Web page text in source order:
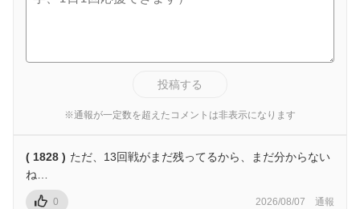
投稿する
※通報が一定数を超えたコメントは非表示になります
( 1828 ) ただ、13回戦がまだ残ってるから、まだ分からない
ね…
0 2026/08/07 通報